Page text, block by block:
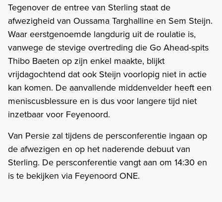
Tegenover de entree van Sterling staat de
afwezigheid van Oussama Targhalline en Sem Steijn.
Waar eerstgenoemde langdurig uit de roulatie is,
vanwege de stevige overtreding die Go Ahead-spits
Thibo Baeten op zijn enkel maakte, blijkt
vrijdagochtend dat ook Steijn voorlopig niet in actie
kan komen. De aanvallende middenvelder heeft een
meniscusblessure en is dus voor langere tijd niet
inzetbaar voor Feyenoord.
Van Persie zal tijdens de persconferentie ingaan op
de afwezigen en op het naderende debuut van
Sterling. De persconferentie vangt aan om 14:30 en
is te bekijken via Feyenoord ONE.